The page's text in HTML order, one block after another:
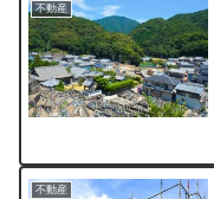
不動産
不動産